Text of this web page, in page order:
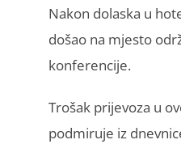
Nakon dolaska u
došao na mjesto
konferencije.
Trošak prijevoza u
podmiruje iz